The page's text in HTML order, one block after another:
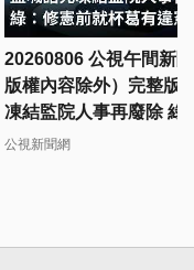
20260806 公視午間新
版權內容除外）完整版
凍結監院人事再廢除 綠
杯葛有違憲疑慮
公視新聞網